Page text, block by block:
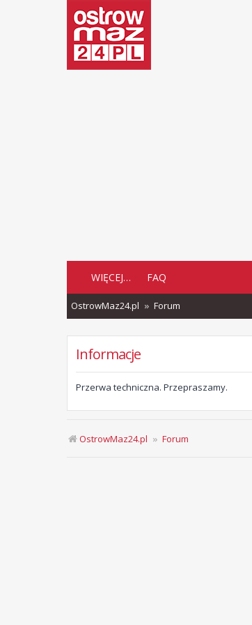
WIĘCEJ… FAQ
OstrowMaz24.pl Forum
Informacje
Przerwa techniczna. Przepraszamy.
OstrowMaz24.pl Forum